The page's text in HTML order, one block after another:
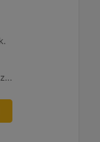
%2 O2 Emisyon Değeri: Yalnızca İhracat